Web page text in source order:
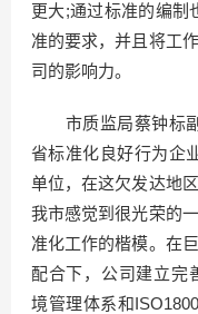
更大;通过标准的编制
准的要求，并且将工
司的影响力。
市质监局蔡钟标副
省标准化良好行为企
单位，在这欠发达地
我市感觉到很光荣的
准化工作的楷模。在
配合下，公司建立完
境管理体系和